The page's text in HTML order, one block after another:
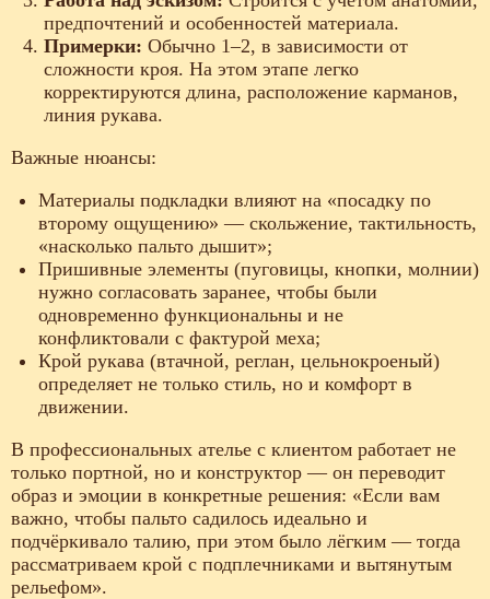
предпочтений и особенностей материала.
Примерки: Обычно 1–2, в зависимости от
сложности кроя. На этом этапе легко
корректируются длина, расположение карманов,
линия рукава.
Важные нюансы:
Материалы подкладки влияют на «посадку по
второму ощущению» — скольжение, тактильность,
«насколько пальто дышит»;
Пришивные элементы (пуговицы, кнопки, молнии)
нужно согласовать заранее, чтобы были
одновременно функциональны и не
конфликтовали с фактурой меха;
Крой рукава (втачной, реглан, цельнокроеный)
определяет не только стиль, но и комфорт в
движении.
В профессиональных ателье с клиентом работает не
только портной, но и конструктор — он переводит
образ и эмоции в конкретные решения: «Если вам
важно, чтобы пальто садилось идеально и
подчёркивало талию, при этом было лёгким — тогда
рассматриваем крой с подплечниками и вытянутым
рельефом».